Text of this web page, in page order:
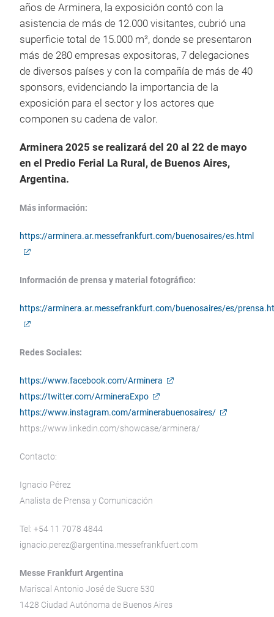
años de Arminera, la exposición contó con la
asistencia de más de 12.000 visitantes, cubrió una
superficie total de 15.000 m², donde se presentaron
más de 280 empresas expositoras, 7 delegaciones
de diversos países y con la compañía de más de 40
sponsors, evidenciando la importancia de la
exposición para el sector y los actores que
componen su cadena de valor.
Arminera 2025 se realizará del 20 al 22 de mayo
en el Predio Ferial La Rural, de Buenos Aires,
Argentina.
Más información:
https://arminera.ar.messefrankfurt.com/buenosaires/es.html
Información de prensa y material fotográfico:
https://arminera.ar.messefrankfurt.com/buenosaires/es/
Redes Sociales:
https://www.facebook.com/Arminera
https://twitter.com/ArmineraExpo
https://www.instagram.com/arminerabuenosaires/
https://www.linkedin.com/showcase/arminera/
Contacto:
Ignacio Pérez
Analista de Prensa y Comunicación
Tel: +54 11 7078 4844
ignacio.perez@argentina.messefrankfuert.com
Messe Frankfurt Argentina
Mariscal Antonio José de Sucre 530
1428 Ciudad Autónoma de Buenos Aires